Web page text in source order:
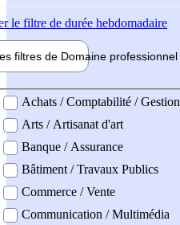
le filtre de durée hebdomadaire
filtres de Domaine professionnel
professionel
Achats / Comptabilité / Gestion
Arts / Artisanat d'art
Banque / Assurance
Bâtiment / Travaux Publics
Commerce / Vente
Communication / Multimédia